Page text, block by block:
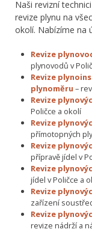
Naši revizní
revize plynu na
okolí. Nabízíme na
Revize
plynovodů v
Revize
plynoměru –
Revize
Poličce a okolí
Revize
přímotopných
Revize
přípravě jídel v
Revize
jídel v Poličce a
Revize
zařízení
Revize
revize nádrží a